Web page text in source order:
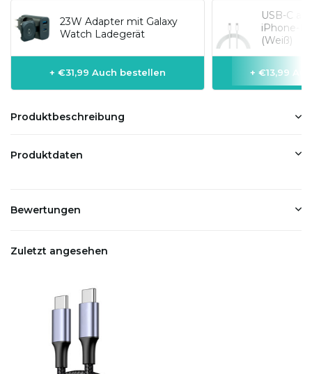
23W Adapter mit Galaxy
Watch Ladegerät
+ €31,99 Auch bestellen
USB-C
iPhone-
(Weiß)
+ €13,99
Produktbeschreibung
Produktdaten
Bewertungen
Zuletzt angesehen